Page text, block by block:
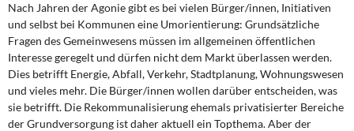
Wirtschaftspolitik
Steuer- und Finanzpolitik
Öffentliche Infrastruktur und Daseinsvorsorge
Eurokrise und Griechenland
Nach Jahren der Agonie gibt es bei vielen Bürger/innen, Initiativen
und selbst bei Kommunen eine Umorientierung: Grundsätzliche
Fragen des Gemeinwesens müssen im allgemeinen öffentlichen
Interesse geregelt und dürfen nicht dem Markt überlassen werden.
Dies betrifft Energie, Abfall, Verkehr, Stadtplanung, Wohnungswesen
und vieles mehr. Die Bürger/innen wollen darüber entscheiden, was
sie betrifft. Die Rekommunalisierung ehemals privatisierter Bereiche
der Grundversorgung ist daher aktuell ein Topthema. Aber der